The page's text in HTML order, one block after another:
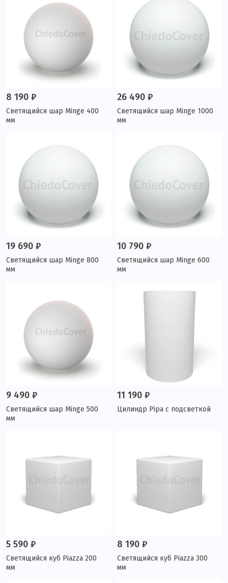
8 190 ₽
Светящийся шар Minge 400
мм
26 490 ₽
Светящийся шар Minge 1000
мм
19 690 ₽
Светящийся шар Minge 800
мм
10 790 ₽
Светящийся шар Minge 600
мм
9 490 ₽
Светящийся шар Minge 500
мм
11 190 ₽
Цилиндр Pipa с подсветкой
5 590 ₽
Светящийся куб Piazza 200
мм
8 190 ₽
Светящийся куб Piazza 300
мм